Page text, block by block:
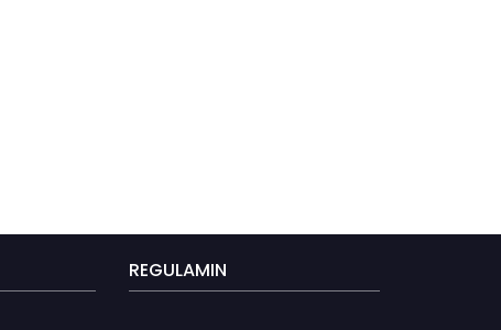
REGULAMIN